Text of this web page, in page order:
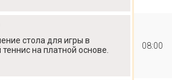
стола для игры в
на платной основе.
08:00